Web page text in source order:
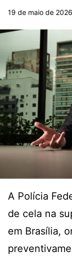
19 de maio de 2026
A Polícia
de cela na
em Brasília,